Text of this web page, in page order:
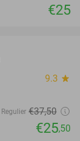
€25
9.3 star
Regulier €37,50
€25,50